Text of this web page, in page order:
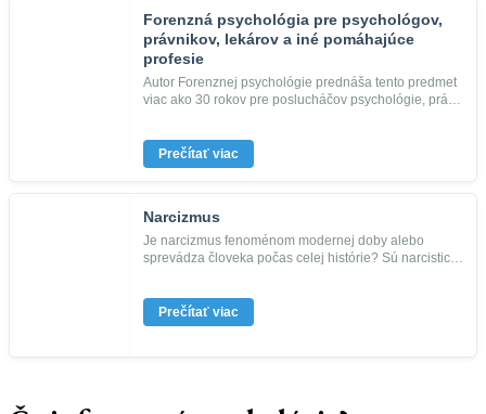
Forenzná psychológia pre psychológov,
právnikov, lekárov a iné pomáhajúce
profesie
Autor Forenznej psychológie prednáša tento predmet
viac ako 30 rokov pre poslucháčov psychológie, práva
Prečítať viac
Narcizmus
Je narcizmus fenoménom modernej doby alebo
sprevádza človeka počas celej histórie? Sú narcistickí
Prečítať viac